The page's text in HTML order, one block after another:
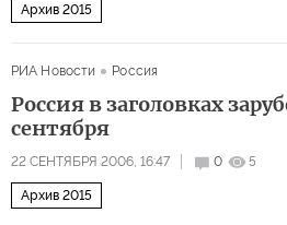
Архив 2015
РИА Новости
Россия
Россия в заголовках
сентября
22 СЕНТЯБРЯ 2006, 16:47 0 5
Архив 2015